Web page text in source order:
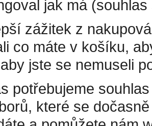
jak má
zážitek z
co máte v košíku,
jste se nemuseli
potřebujeme
které se